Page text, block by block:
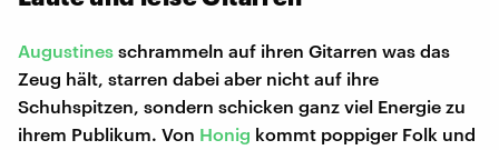
Augustines schrammeln auf ihren Gitarren was das
Zeug hält, starren dabei aber nicht auf ihre
Schuhspitzen, sondern schicken ganz viel Energie zu
ihrem Publikum. Von Honig kommt poppiger Folk und